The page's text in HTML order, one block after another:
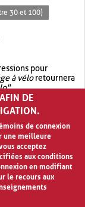
30 et 100)
pour
à véloretournera
.
OR.garage OR vélo
à vélo
DE
de connexion
une meilleure
acceptez
aux conditions
en modifiant
le recours aux